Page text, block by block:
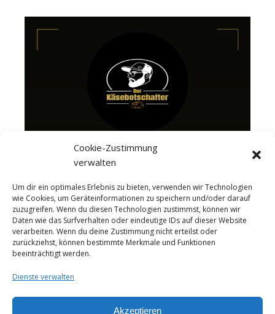
Cookie-Zustimmung
verwalten
Um dir ein optimales Erlebnis zu bieten, verwenden wir Technologien
wie Cookies, um Geräteinformationen zu speichern und/oder darauf
zuzugreifen. Wenn du diesen Technologien zustimmst, können wir
Daten wie das Surfverhalten oder eindeutige IDs auf dieser Website
verarbeiten. Wenn du deine Zustimmung nicht erteilst oder
zurückziehst, können bestimmte Merkmale und Funktionen
beeinträchtigt werden.
Dienste verwalten
Akzeptieren